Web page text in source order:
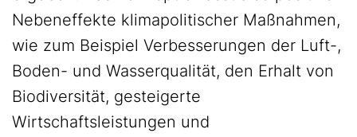
Nebeneffekte klimapolitischer Maßnahmen,
wie zum Beispiel Verbesserungen der Luft-,
Boden- und Wasserqualität, den Erhalt von
Biodiversität, gesteigerte
Wirtschaftsleistungen und